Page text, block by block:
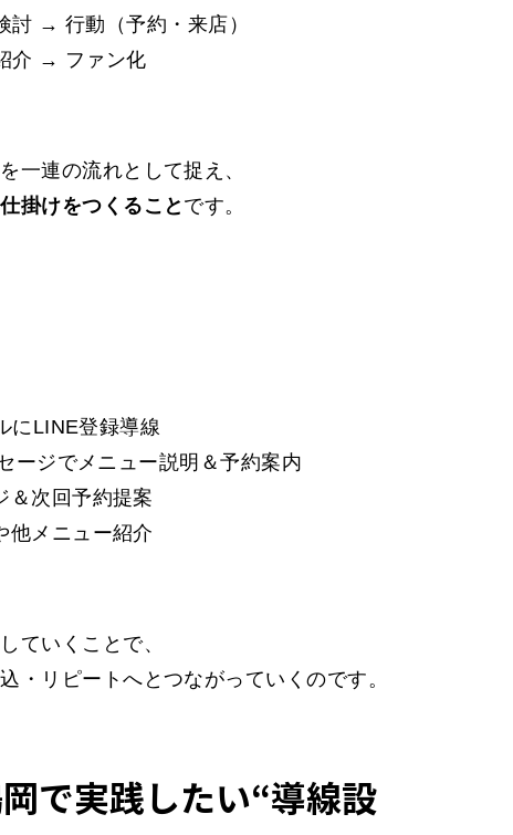
→ 行動（予約・来店）
介 → ファン化
一連の流れとして捉え、
掛けをつくること です。
にLINE登録導線
ージでメニュー説明＆予約案内
次回予約提案
メニュー紹介
ていくことで、
・リピートへとつながっていくのです。
で実践したい“導線設